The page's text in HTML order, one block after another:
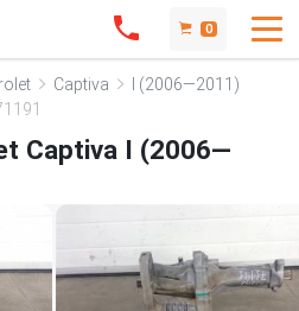
0
Captiva
I (2006—2011)
Captiva I (2006—